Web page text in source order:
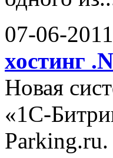
07-06-2011
хостинг
Новая
«1С-
Parking.ru.